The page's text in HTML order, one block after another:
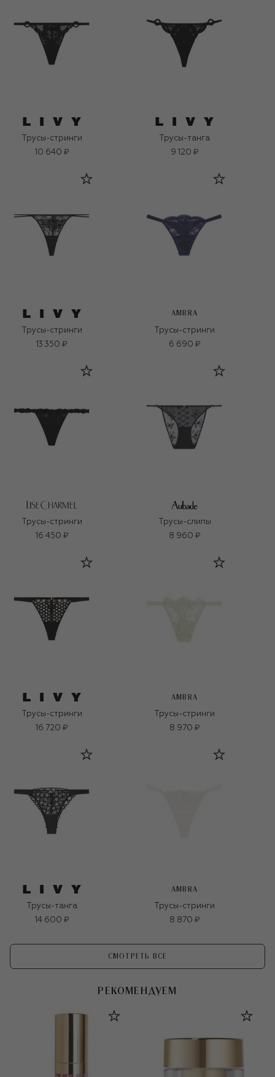
Трусы-стринги
10 640 ₽
Трусы-танга
9 120 ₽
Трусы-стринги
13 350 ₽
AMBRA
Трусы-стринги
6 690 ₽
Трусы-стринги
16 450 ₽
Трусы-слипы
8 960 ₽
Трусы-стринги
16 720 ₽
AMBRA
Трусы-стринги
8 970 ₽
Трусы-танга
14 600 ₽
AMBRA
Трусы-стринги
8 870 ₽
СМОТРЕТЬ ВСЕ
РЕКОМЕНДУЕМ